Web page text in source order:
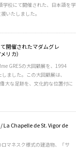
校にて開催された、日本語を学
いたしました。
開催されたマダムグレ
リカ）
GRESの大回顧展を、1994
ました。この大回顧展は、
大な足跡を、文化的な位置付に
La Chapelle de St. Vigor de
マネスク様式の建造物、「サ